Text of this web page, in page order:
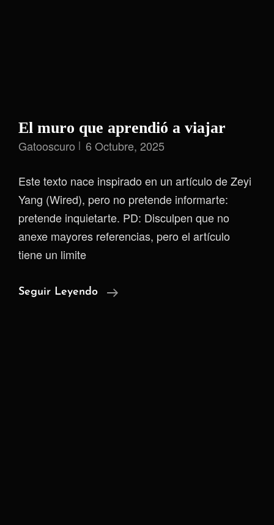
El muro que aprendió a viajar
Gatooscuro 6 Octubre, 2025
Este texto nace inspirado en un artículo de Zeyi
Yang (Wired), pero no pretende informarte:
pretende inquietarte. PD: Disculpen que no
anexe mayores referencias, pero el artículo
tiene un limite
Seguir Leyendo
El